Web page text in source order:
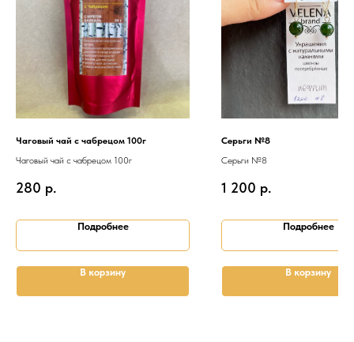
Чаговый чай с чабрецом 100г
Чаговый чай с чабрецом 100г
280 р.
Подробнее
В корзину
Серьги №8
Серьги №8
1 200 р.
Подробнее
В корзину